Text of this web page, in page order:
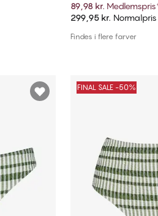
Tilføj
89,98 kr. Medlemspris
299,95 kr. Normalpris
Findes i flere farver
FINAL SALE -50%